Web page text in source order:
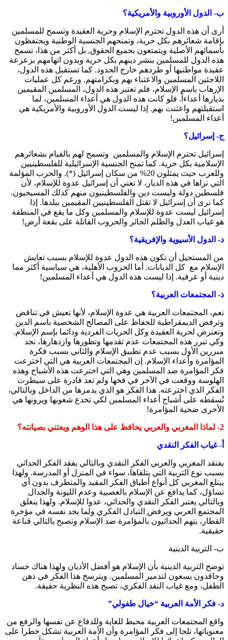
ب- الدول الأوروبية والأمريكية؟
أرى أن هذه الدول تحترم الإسلام وحرية العقيدة وتسمح للمسلمين
بإقامة شعائرهم بكل حرية، وتمنحهم الجنسية الوطنية ويحتفظون
بأسمائهم الأصلية ويتمتعون بجميع الحقوق, بل أكثر من هذا، تسمح
هذه الدول للمسلمين بنشر دينهم بكل حرية وبدون اتهامهم بزعزعة
عقيدة مواطنيها أو طردهم خارج الحدود. كما تستقبل هذه الدول،
اللاجئين المسلمين والاعتناء بهم وبكرامتهم. ورغم كل عمليات
الإرهاب باسم الإسلام، فلم تعتبر هذه الدول، المسلمين المقيمين
بديارها أعداءاً. فلو كانت هذه الدول هي أعداء المسلمين، لما
استقبلتهم واعتنت بهم. إذا ليست الدول الأوروبية والأمريكية هي
أعداء المسلمين!
ج- إسرائيل؟
إسرائيل تحترم الإسلام والمسلمين وتسمح لهم بالقيام بشعائرهم
الإسلامية بكل حرية. كما تمنح الجنسية الإسرائيلية للفلسطينيين
وللعرب حيث يمثلون 20% من سكان إسرائيل (*). والحرب المؤلمة
التي نراها في هذه الديار، لا تعني أن إسرائيل عدوة للإسلام، لأن
فلسطين دولة وليست دين والفلسطينيون منهم كذلك المسيحيون.
كما نرى أن إسرائيل لا تقتل الفلسطينيين المقيمين ببلدها. إذا
إسرائيل ليست عدوة للإسلام والمسلمين وكل ما يقع في المنطقة
هو غياب العدل والظلم الجائر والحروب القاتلة على بقعة أرض!
د- الدول الأسيوية والإفريقية؟
من المستحيل أن تكون هذه الدول عدوة للإسلام بسبب تعايش
الإسلام مع كل الديانات. أما الحروب الأهلية، هي سياسية أكثر مما
دينية أو عرقية. إذا ليست هذه الدول هي أعداء المسلمين!
ذ- المجتمعات العربية؟
نعم، المجتمعات العربية هي عدوة الإسلام، لأنها تعيش في تناقض
وترفض الديمقراطية للحفاظ على المصالح الشخصية باسم الدين
وتعترض لحرية العقيدة وكل الحريات الفردية ودائما بإسم الإسلام.
وكي تبرر هذه المجتمعات عدم تقدمها وتطورها وازدهارها، نجد
مبررين الأول بسبب عدم تطبيق الإسلام والثاني بسبب فكرة
المؤامرة وأعداء الإسلام. إن المجتمعات العربية هي التي اخترعت
فكر المؤامرة ضد المسلمين وهي التي اخترعت هذه الأشباح وهذه
الهلوسة ووقعت في الآخر في فخها ولم تعد قادرة على سيطرت
الفكر الذي اخترعته. هذا الفكر هو الذي يدمرها من الداخل وبالتالي،
تُسقطه على أشباح أعداء المسلمين لكي تخدع شعوبها ويرونها هي
الأخرى ضحية المؤامرة!
2- لماذا المغربي والعربي يحافظ على هذا الوهم ويعتني بصيانته؟
أ- غياب الفكر النقدي
يفتقد المغربي والعربي الفكر النقدي وبالتالي يفقد الفكر الحداثي
بسبب نوع التربية التي يتلقاها، سواء في المنزل أو المدرسة. ولهذا
يبتلع المغربي كل أنواع أطباق الفكر المقيد والمتطرف بدون أي
تساؤل، كما يدافع عن الإسلام بالعصبية وعدم الليونة والجدال
وبالتالي يعتبر الفكر النقدي والحداثي، عدوا للإسلام. ولهذا ينغلق
المجتمع العربي ويرفض التبادل الفكري ولما يجد نفسه في مؤخرة
القطار، يتهم الحداثيون بالمؤامرة ضد الإسلام وتصبح بالتالي قناعة
حقيقية.
ب- التربية الدينية
توضح التربية الدينية بأن الإسلام هو أفضل الأديان ولهذا هناك حساد
وحاقدون يسعون لتدمير المسلمين. ويترسخ هذا الفكر في ذهن
الطفل، ومع غياب النقد الفكري، تصبح هذه النظرية حقيقة.
د- فكر الأمة العربية “خيال طفولي”
واقع المجتمعات العربية محبط للغاية وللدفاع عن نفسها والرفع من
معنوياتها، تلجا إلى فكر المؤامرة وأن الأمة العربية تشكل خطرا على